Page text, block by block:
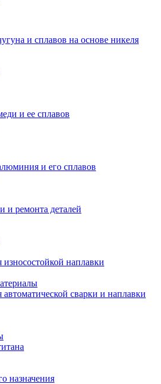
и сплавов на основе никеля
и ее сплавов
и его сплавов
и ремонта деталей
наплавки
сварки и наплавки
назначения